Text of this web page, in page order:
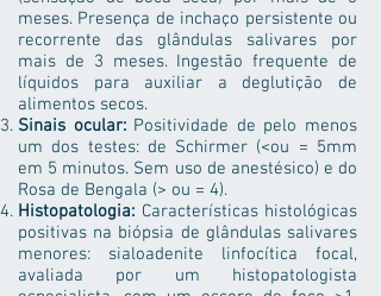
meses. Presença de inchaço persistente ou
recorrente das glândulas salivares por
mais de 3 meses. Ingestão frequente de
líquidos para auxiliar a deglutição de
alimentos secos.
Sinais ocular: Positividade de pelo menos
um dos testes: de Schirmer (<ou = 5mm
em 5 minutos. Sem uso de anestésico) e do
Rosa de Bengala (> ou = 4).
Histopatologia: Características histológicas
positivas na biópsia de glândulas salivares
menores: sialoadenite linfocítica focal,
avaliada por um histopatologista